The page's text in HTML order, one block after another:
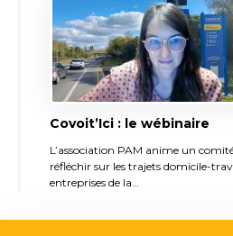
Covoit’Ici : le wébinaire
L’association PAM anime un
réfléchir sur les trajets domicile-
entreprises de la…